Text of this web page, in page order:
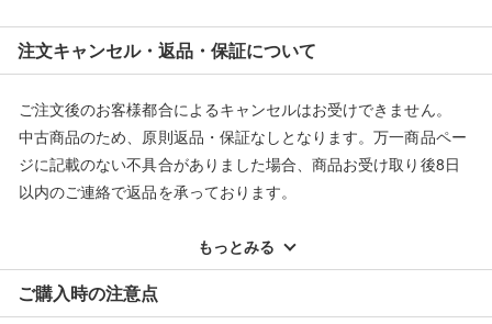
■状態等は画像をご確認・ご参照下さい。
人の手を経た商品です。
■弊社（株式会社オカモト）を装った偽装サイトにご注意くださ
い■
弊社（株式会社オカモト）の商品画像や文章を無断盗用した『偽
当店とは一切関係がございませんのでご注意ください。
注文キャンセル・返品・保証について
ご注文後のお客様都合によるキャンセルはお受けできません。
中古商品のため、原則返品・保証なしとなります。万一商品ペー
ジに記載のない不具合がありました場合、商品お受け取り後8日
以内のご連絡で返品を承っております。
配送料ともに当社負担で対応いたします。
※オンラインストアで購入頂いた商品は、店頭での返品はお受け
できません。また、商品の修理及び交換に関しては承ることがで
もっとみる
ご購入時の注意点